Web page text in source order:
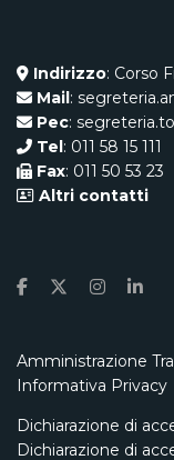
Indirizzo: Corso
Mail:
Pec:
Tel: 011 58 15 111
Fax: 011 50 53 23
Altri contatti
Amministrazione
Informativa Privacy
Dichiarazione di
Dichiarazione di